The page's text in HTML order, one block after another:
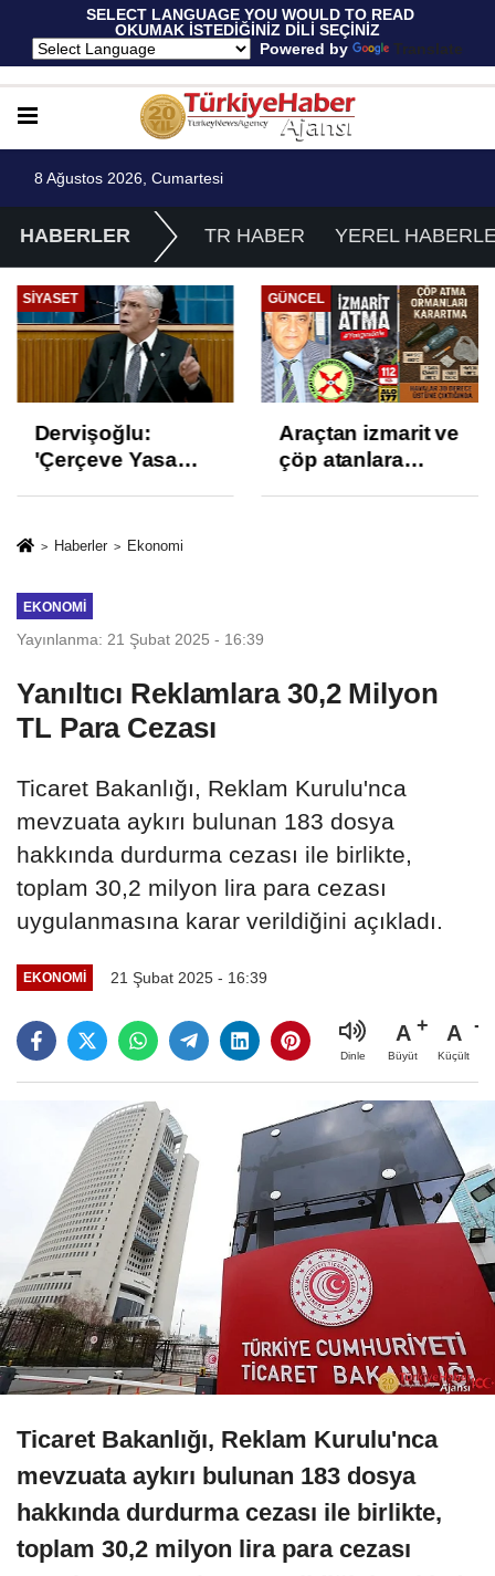
SELECT LANGUAGE YOU WOULD TO READ
OKUMAK İSTEDİĞİNİZ DİLİ SEÇİNİZ
Powered by
Translate
8 Ağustos 2026, Cumartesi
HABERLER TR HABER YEREL
SIYASET
Dervişoğlu:
'Çerçeve Yasa
ve İhanet
GÜNCEL
Araçtan izmarit ve
çöp atanlara
Haberler Ekonomi
EKONOMI
Yayınlanma: 21 Şubat 2025 - 16:39
Yanıltıcı Reklamlara 30,2 Milyon
TL Para Cezası
Ticaret Bakanlığı, Reklam Kurulu'nca
mevzuata aykırı bulunan 183 dosya
hakkında durdurma cezası ile birlikte,
toplam 30,2 milyon lira para cezası
uygulanmasına karar verildiğini açıkladı.
EKONOMI 21 Şubat 2025 - 16:39
Dinle
A
Büyüt
A
Küçült
Ticaret Bakanlığı, Reklam Kurulu'nca
mevzuata aykırı bulunan 183 dosya
hakkında durdurma cezası ile birlikte,
toplam 30,2 milyon lira para cezası